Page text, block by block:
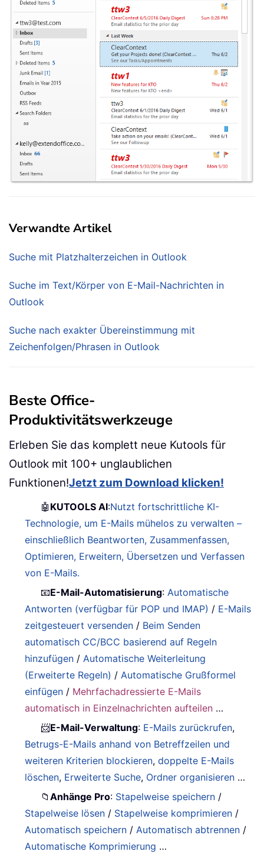
Verwandte Artikel
Suche mit Platzhalterzeichen in Outlook
Suche im Text/Körper von E-Mail-Nachrichten in
Outlook
Suche nach exakter Übereinstimmung mit
Zeichenfolgen/Phrasen in Outlook
Beste Office-
Produktivitätswerkzeuge
Erleben Sie das komplett neue Kutools für
Outlook mit 100+ unglaublichen
Funktionen!Jetzt zum Download klicken!
🤖 KUTOOLS AI:Nutzt fortschrittliche KI-
Technologie, um E-Mails mühelos zu verwalten –
einschließlich Beantworten, Zusammenfassen,
Optimieren, Erweitern, Übersetzen und Verfassen
von E-Mails.
📧E-Mail-Automatisierung:Automatische
Antworten (verfügbar für POP und IMAP) / E-Mails
zeitgesteuert versenden / Beim Senden
automatisch CC/BCC basierend auf Regeln
hinzufügen /Automatische Weiterleitung
(Erweiterte Regeln) /Automatische Grußformel
einfügen / Mehrfachadressierte E-Mails
automatisch in Einzelnachrichten aufteilen …
📨E-Mail-Verwaltung: E-Mails zurückrufen,
Betrugs-E-Mails anhand von Betreffzeilen und
weiteren Kriterien blockieren,doppelte E-Mails
löschen, Erweiterte Suche, Ordner organisieren …
📁Anhänge Pro: Stapelweise speichern /
Stapelweise lösen / Stapelweise komprimieren /
Automatisch speichern /Automatisch abtrennen /
Automatische Komprimierung …